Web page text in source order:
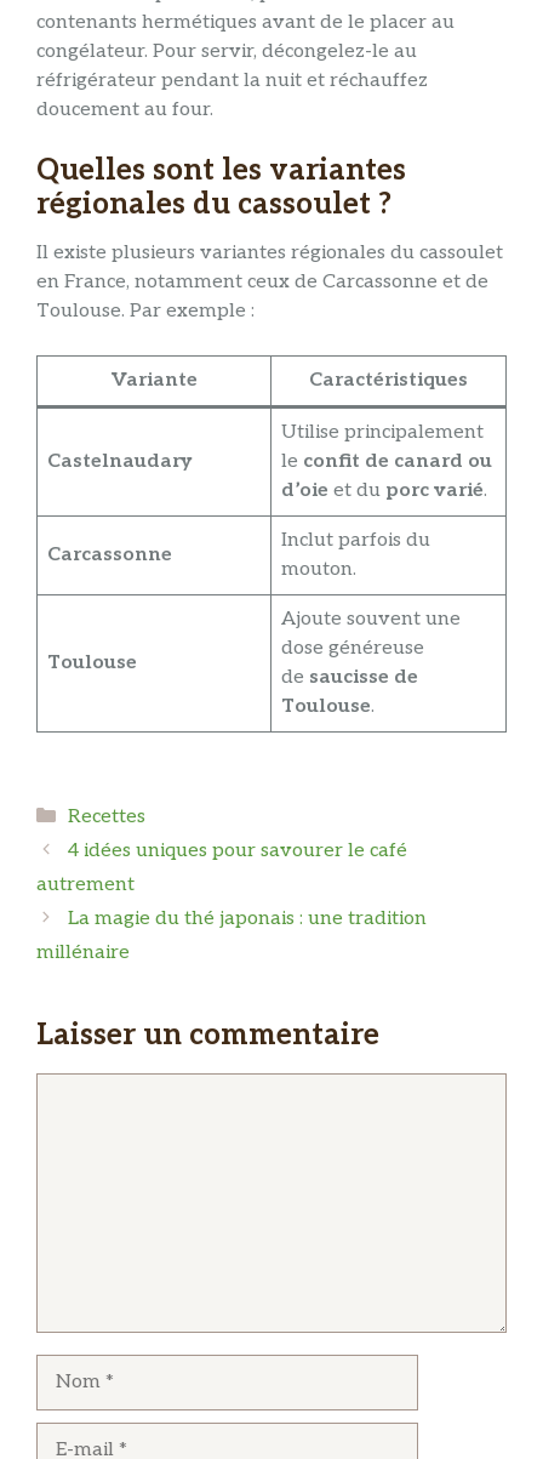
contenants hermétiques avant de le placer au
congélateur. Pour servir, décongelez-le au
réfrigérateur pendant la nuit et réchauffez
doucement au four.
Quelles sont les variantes
régionales du cassoulet ?
Il existe plusieurs variantes régionales du cassoulet
en France, notamment ceux de Carcassonne et de
Toulouse. Par exemple :
Variante Caractéristiques
Castelnaudary
Utilise principalement
le confit de canard ou
d’oie et du porc varié.
Carcassonne
Inclut parfois du
mouton.
Toulouse
Ajoute souvent une
dose généreuse
de saucisse de
Toulouse.
Catégories
Recettes
4 idées uniques pour savourer le café
autrement
La magie du thé japonais : une tradition
millénaire
Laisser un commentaire